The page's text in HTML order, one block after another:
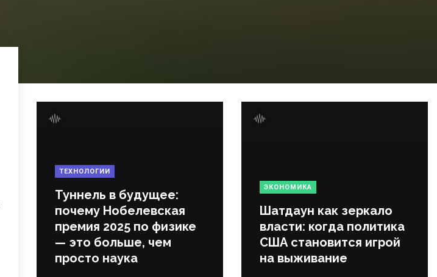
ТЕХНОЛОГИИ
Туннель в будущее:
почему Нобелевская
премия 2025 по физике
— это больше, чем
просто наука
ЭКОНОМИКА
Шатдаун как зеркало
власти: когда политика
США становится игрой
на выживание